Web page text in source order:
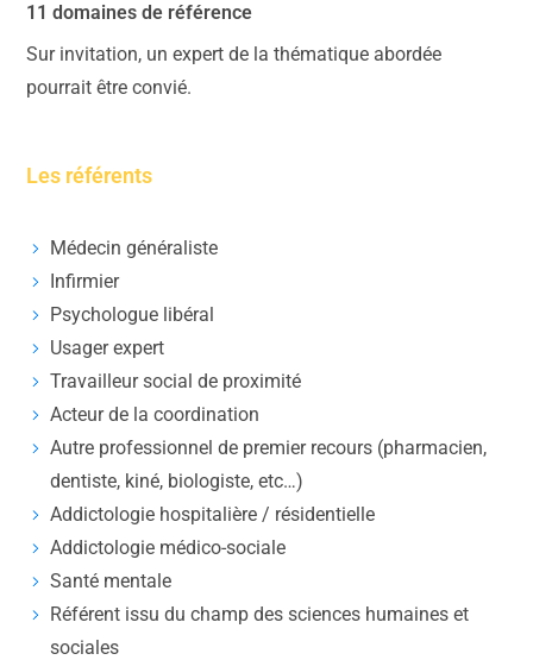
11 domaines de référence
Sur invitation, un expert de la thématique abordée
pourrait être convié.
Les référents
Médecin généraliste
Infirmier
Psychologue libéral
Usager expert
Travailleur social de proximité
Acteur de la coordination
Autre professionnel de premier recours (pharmacien,
dentiste, kiné, biologiste, etc…)
Addictologie hospitalière / résidentielle
Addictologie médico-sociale
Santé mentale
Référent issu du champ des sciences humaines et
sociales